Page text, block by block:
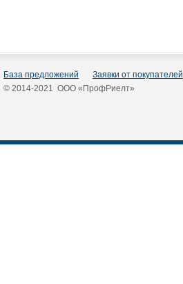
База предложений Заявки от покупателей
© 2014-2021 ООО «ПрофРиелт»